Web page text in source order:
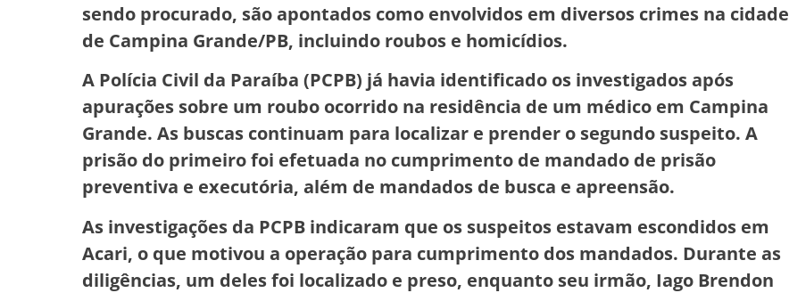
sendo procurado, são apontados como envolvidos em diversos crimes na cidade
de Campina Grande/PB, incluindo roubos e homicídios.
A Polícia Civil da Paraíba (PCPB) já havia identificado os investigados após
apurações sobre um roubo ocorrido na residência de um médico em Campina
Grande. As buscas continuam para localizar e prender o segundo suspeito. A
prisão do primeiro foi efetuada no cumprimento de mandado de prisão
preventiva e executória, além de mandados de busca e apreensão.
As investigações da PCPB indicaram que os suspeitos estavam escondidos em
Acari, o que motivou a operação para cumprimento dos mandados. Durante as
diligências, um deles foi localizado e preso, enquanto seu irmão, Iago Brendon